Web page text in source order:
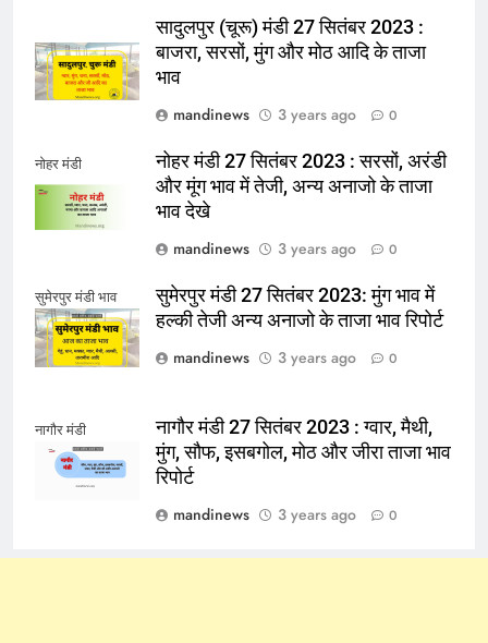
सादुलपुर (चूरू) मंडी 27 सितंबर 2023 :
बाजरा, सरसों, मुंग और मोठ आदि के ताजा
भाव
mandinews
3 years ago 0
नोहर मंडी
नोहर मंडी 27 सितंबर 2023 : सरसों, अरंडी
और मूंग भाव में तेजी, अन्य अनाजो के ताजा
भाव देखे
mandinews
3 years ago 0
सुमेरपुर मंडी भाव
सुमेरपुर मंडी 27 सितंबर 2023: मुंग भाव में
हल्की तेजी अन्य अनाजो के ताजा भाव रिपोर्ट
mandinews
3 years ago 0
नागौर मंडी
नागौर मंडी 27 सितंबर 2023 : ग्वार, मैथी,
मुंग, सौफ, इसबगोल, मोठ और जीरा ताजा भाव
रिपोर्ट
mandinews
3 years ago 0